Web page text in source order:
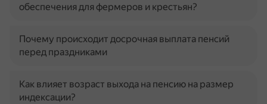
обеспечения для фермеров и крестьян?
Почему происходит досрочная выплата пенсий
перед праздниками
Как влияет возраст выхода на пенсию на размер
индексации?